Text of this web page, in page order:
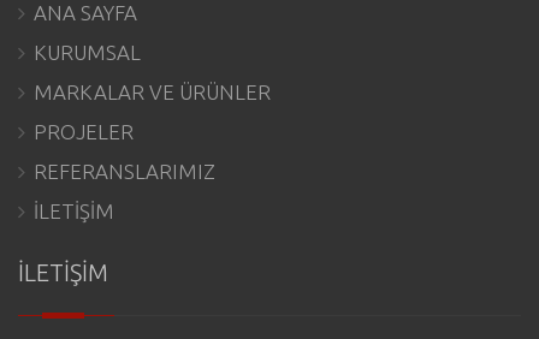
ANA SAYFA
KURUMSAL
MARKALAR VE ÜRÜNLER
PROJELER
REFERANSLARIMIZ
İLETİŞİM
İLETİŞİM